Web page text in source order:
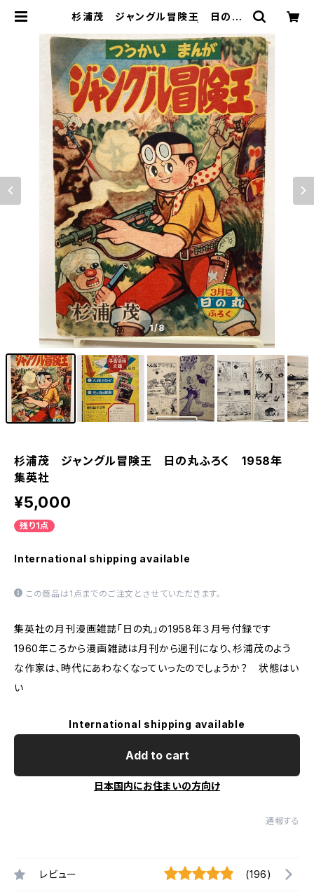
杉浦茂 ジャングル冒険王 日の丸
ックス
1/8
杉浦茂 ジャングル冒険王 日の丸ふろく 1958年
集英社
¥5,000
残り1点
International shipping available
この商品は1点までのご注文とさせていただきます。
集英社の月刊漫画雑誌「日の丸」の1958年３月号付録です
1960年ころから漫画雑誌は月刊から週刊になり、杉浦茂のよう
な作家は、時代にあわなくなっていったのでしょうか？ 状態はい
い
International shipping available
Add to cart
日本国内にお住まいの方向け
通報する
レビュー (196)